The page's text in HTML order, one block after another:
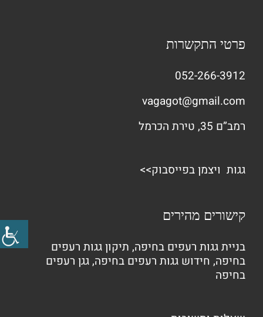
פרטי התקשרות
052-266-3912
vagagot@gmail.com
רמב”ם 35, טירת הכרמל
גגות ויצמן בפייסבוק>>
קישורים מהירים
בניית גגות רעפים בחיפה, תיקון גגות רעפים
בחיפה, חידוש גגות רעפים בחיפה,גגן רעפים
בחיפה